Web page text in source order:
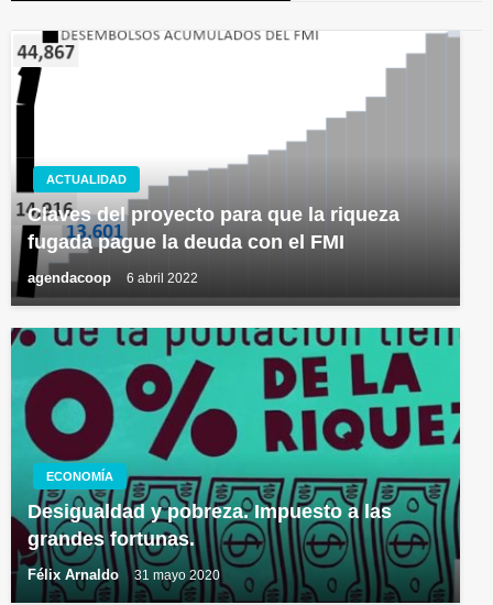
ACTUALIDAD
Claves del proyecto para que la riqueza
fugada pague la deuda con el FMI
agendacoop 6 abril 2022
ECONOMÍA
Desigualdad y pobreza. Impuesto a las
grandes fortunas.
Félix Arnaldo 31 mayo 2020